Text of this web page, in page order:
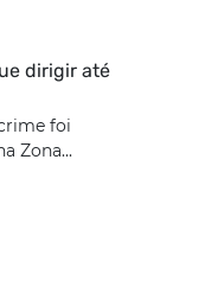
dirigir até
foi
Zona...